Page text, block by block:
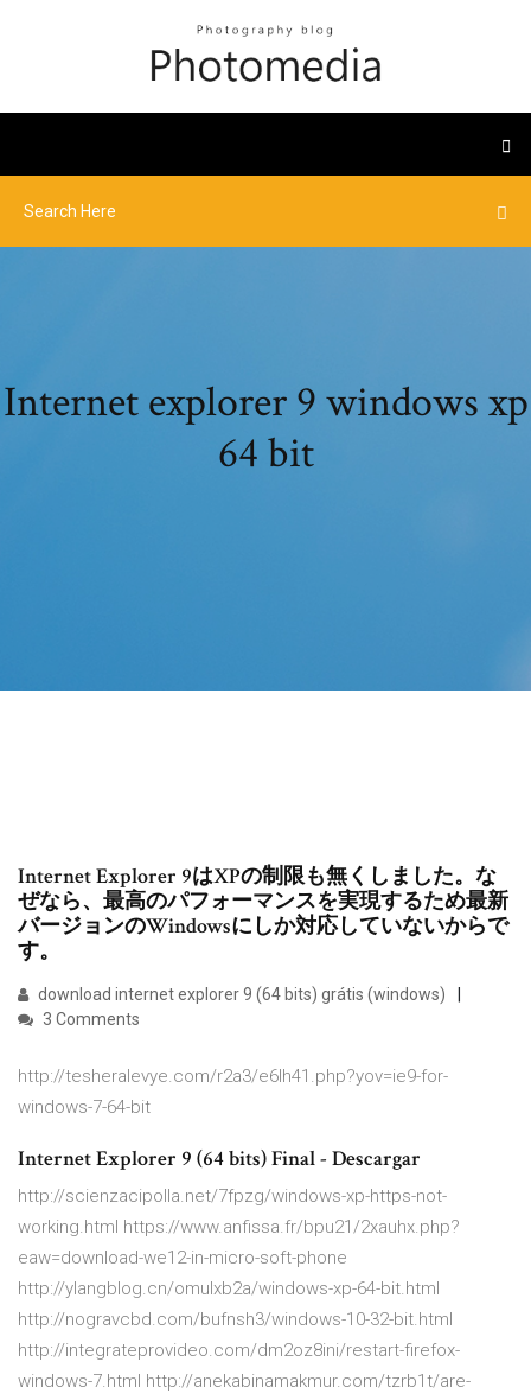
Internet explorer 9 windows xp
64 bit
Internet Explorer 9はXPの制限も無くしました。な
ぜなら、最高のパフォーマンスを実現するため最新
バージョンのWindowsにしか対応していないからで
す。
download internet explorer 9 (64 bits) grátis (windows)
3 Comments
http://tesheralevye.com/r2a3/e6lh41.php?yov=ie9-for-
windows-7-64-bit
Internet Explorer 9 (64 bits) Final - Descargar
http://scienzacipolla.net/7fpzg/windows-xp-https-not-
working.html https://www.anfissa.fr/bpu21/2xauhx.php?
eaw=download-we12-in-micro-soft-phone
http://ylangblog.cn/omulxb2a/windows-xp-64-bit.html
http://nogravcbd.com/bufnsh3/windows-10-32-bit.html
http://integrateprovideo.com/dm2oz8ini/restart-firefox-
windows-7.html http://anekabinamakmur.com/tzrb1t/are-